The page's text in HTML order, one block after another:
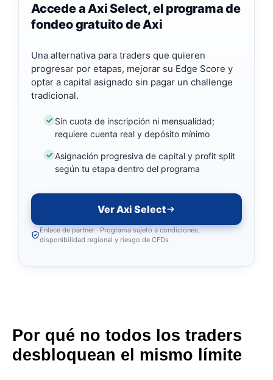
Accede a Axi Select, el programa de
fondeo gratuito de Axi
Una alternativa para traders que quieren
progresar por etapas, mejorar su Edge Score y
optar a capital asignado sin pagar un challenge
tradicional.
Sin cuota de inscripción ni mensualidad;
requiere cuenta real y depósito mínimo
Asignación progresiva de capital y profit split
según tu etapa dentro del programa
Ver Axi Select
Enlace de partner · Programa sujeto a condiciones,
disponibilidad regional y riesgo de CFDs
Por qué no todos los traders
desbloquean el mismo límite